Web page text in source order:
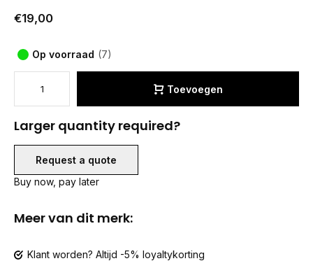
€19,00
Op voorraad (7)
Toevoegen
Larger quantity required?
Request a quote
Buy now, pay later
Meer van dit merk:
Klant worden? Altijd -5% loyaltykorting